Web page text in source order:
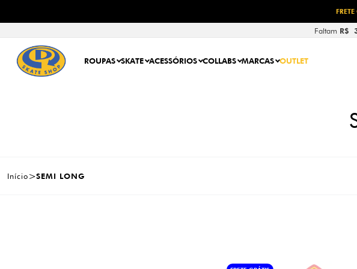
FRETE
Faltam R$
ROUPAS SKATE ACESSÓRIOS COLLABS MARCAS OUTLET
Início SEMI LONG